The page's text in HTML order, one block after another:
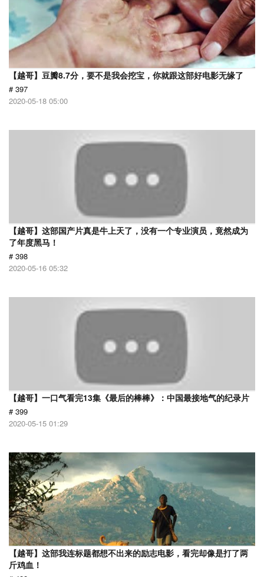
【越哥】豆瓣8.7分，要不是我会挖宝，你就跟这部好电影无缘了
# 397
2020-05-18 05:00
【越哥】这部国产片真是牛上天了，没有一个专业演员，竟然成为
了年度黑马！
# 398
2020-05-16 05:32
【越哥】一口气看完13集《最后的棒棒》：中国最接地气的纪录片
# 399
2020-05-15 01:29
【越哥】这部我连标题都想不出来的励志电影，看完却像是打了两
斤鸡血！